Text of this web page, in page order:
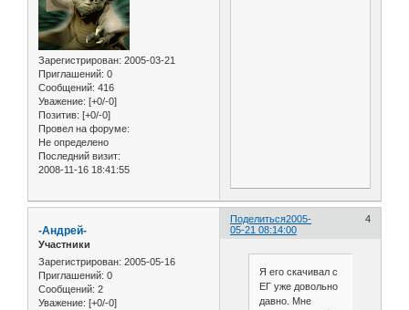
Зарегистрирован: 2005-03-21
Приглашений: 0
Сообщений: 416
Уважение: [+0/-0]
Позитив: [+0/-0]
Провел на форуме:
Не определено
Последний визит:
2008-11-16 18:41:55
Поделиться 4
2005-
05-21 08:14:00
-Андрей-
Участники
Зарегистрирован: 2005-05-16
Приглашений: 0
Сообщений: 2
Уважение: [+0/-0]
Я его скачивал с
ЕГ уже довольно
давно. Мне